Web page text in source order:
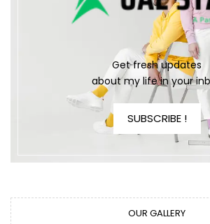
Get fresh updates
about my life in your
SUBSCRIBE !
OUR GALLERY